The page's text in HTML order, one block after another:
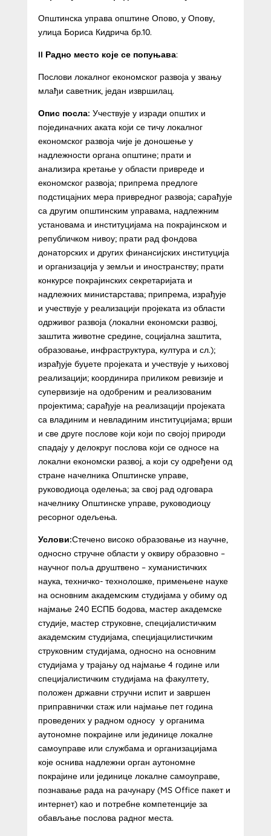
Општинска управа општине Опово, у Опову,
улица Бориса Кидрича бр.10.
II Радно место које се попуњава:
Послови локалног економског развоја у звању
млађи саветник, један извршилац.
Опис посла: Учествује у изради општих и
појединачних аката који се тичу локалног
економског развоја чије је доношење у
надлежности органа општине; прати и
анализира кретање у области привреде и
економског развоја; припрема предлоге
подстицајних мера привредног развоја; сарађује
са другим општинским управама, надлежним
установама и институцијама на покрајинском и
републичком нивоу; прати рад фондова
донаторских и других финансијских институција
и организација у земљи и иностранству; прати
конкурсе покрајинских секретаријата и
надлежних министарстава; припрема, израђује
и учествује у реализацији пројеката из области
одрживог развоја (локални економски развој,
заштита животне средине, социјална заштита,
образовање, инфраструктура, култура и сл.);
израђује буџете пројеката и учествује у њиховој
реализацији; координира приликом ревизије и
супервизије на одобреним и реализованим
пројектима; сарађује на реализацији пројеката
са владиним и невладиним институцијама; врши
и све друге послове који који по својој природи
спадају у делокруг послова који се односе на
локални економски развој, а који су одређени од
стране начелника Општинске управе,
руководиоца оделења; за свој рад одговара
начелнику Општинске управе, руководиоцу
ресорног одељења.
Услови:Стечено високо образовање из научне,
односно стручне области у оквиру образовно –
научног поља друштвено – хуманистичких
наука, техничко- технолошке, примењене науке
на основним академским студијама у обиму од
најмање 240 ЕСПБ бодова, мастер академске
студије, мастер струковне, специјалистичким
академским студијама, специјацилистичким
струковним студијама, односно на основним
студијама у трајању од најмање 4 године или
специјалистичким студијама на факултету,
положен државни стручни испит и завршен
приправнички стаж или најмање пет година
проведених у радном односу у органима
аутономне покрајине или јединице локалне
самоуправе или службама и организацијама
које оснива надлежни орган аутономне
покрајине или јединице локалне самоуправе,
познавање рада на рачунару (MS Office пакет и
интернет) као и потребне компетенције за
обављање послова радног места.